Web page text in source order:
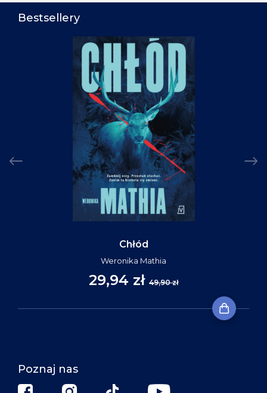
Bestsellery
Chłód
Weronika Mathia
29,94 zł 49,90 zł
Poznaj nas